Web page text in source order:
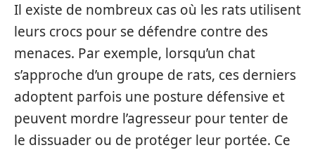
Il existe de nombreux cas où les rats utilisent
leurs crocs pour se défendre contre des
menaces. Par exemple, lorsqu’un chat
s’approche d’un groupe de rats, ces derniers
adoptent parfois une posture défensive et
peuvent mordre l’agresseur pour tenter de
le dissuader ou de protéger leur portée. Ce